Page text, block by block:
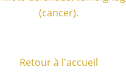
Retour à l'accueil